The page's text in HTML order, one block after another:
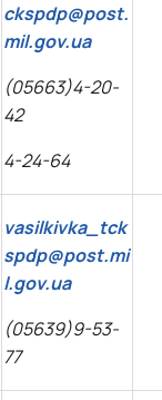
ckspdp@post.
mil.gov.ua
(05663)4-20-
42
4-24-64
vasilkivka_tck
spdp@post.mi
l.gov.ua
(05639)9-53-
77